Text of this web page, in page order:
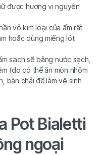
được hương vị nguyên
vỏ kim loại của ấm rất
hoặc dùng miếng lót
sạch sẽ bằng nước sạch,
(do có thể ăn mòn nhôm
bàn chải để làm vệ sinh
Pot Bialetti
ngoại